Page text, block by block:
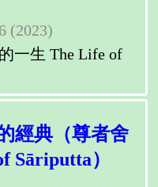
(2023)
一生 The Life of
經典（尊者舍
Sāriputta）